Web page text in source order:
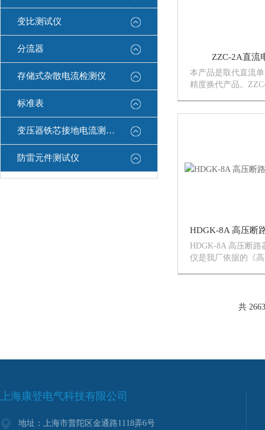
变比测试仪
分流器
存储式杂散电流检测仪
标准表
变压器铁芯接地电流测试仪
防雷元件测试仪
ZZC-2A直流
本产品是取代直流
精度换代产品。
HDGK-8A 高压断路
仪是我厂依据的《
DL/T846.3-200...
共
上海康登电气科技有限公司
地址：上海市普陀区金通路1118弄6号